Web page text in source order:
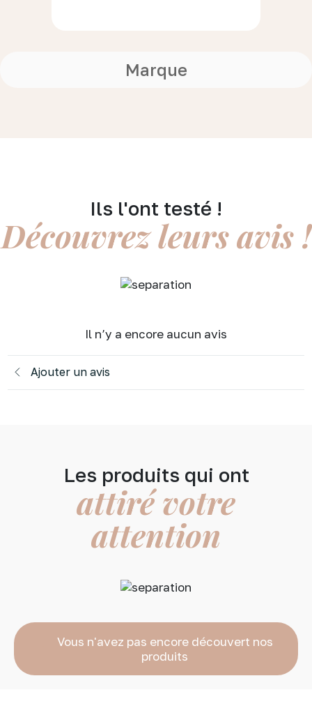
Marque
Ils l'ont testé !
Découvrez leurs avis !
Il n’y a encore aucun avis
Ajouter un avis
Les produits qui ont
attiré votre
attention
Vous n'avez pas encore découvert nos
produits